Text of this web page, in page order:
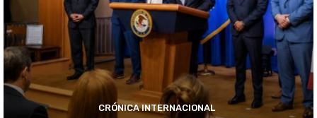
CRÓNICA INTERNACIONAL